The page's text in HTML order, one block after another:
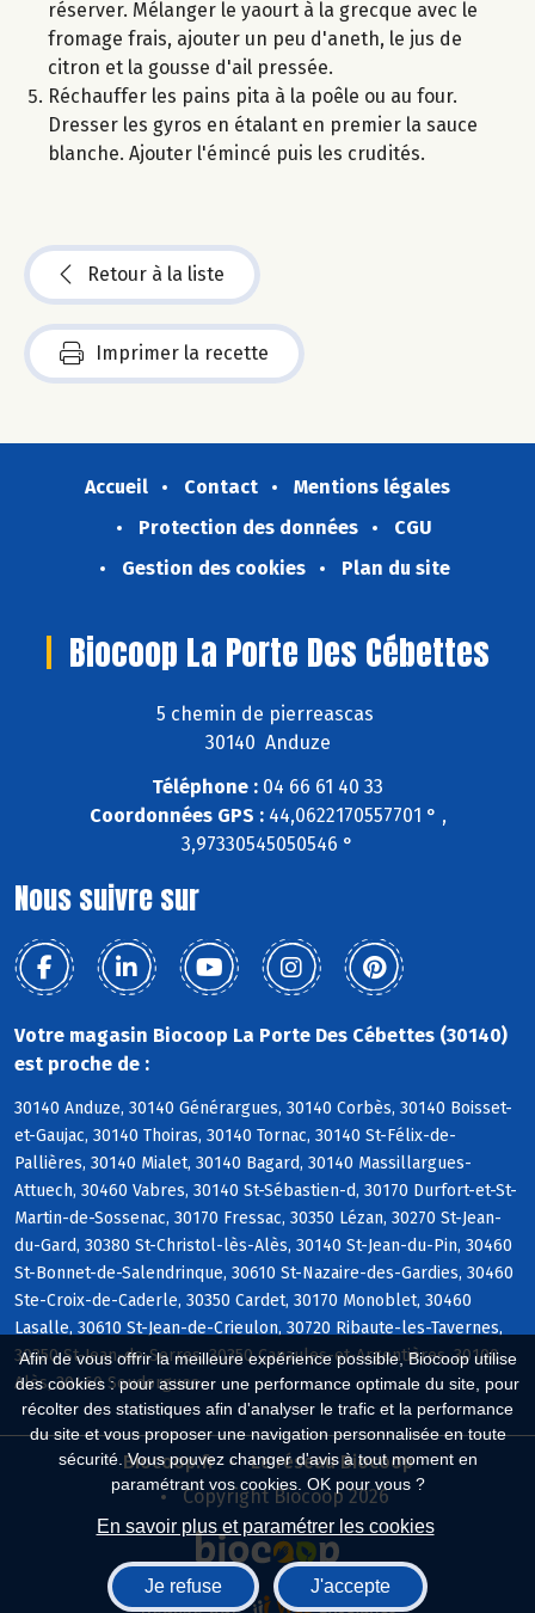
Afin de vous offrir la meilleure expérience possible, Biocoop utilise
des cookies : pour assurer une performance optimale du site, pour
récolter des statistiques afin d'analyser le trafic et la performance
du site et vous proposer une navigation personnalisée en toute
sécurité. Vous pouvez changer d'avis à tout moment en
paramétrant vos cookies. OK pour vous ?
En savoir plus et paramétrer les cookies
Je refuse J'accepte
réserver. Mélanger le yaourt à la grecque avec le
fromage frais, ajouter un peu d'aneth, le jus de
citron et la gousse d'ail pressée.
Réchauffer les pains pita à la poêle ou au four.
Dresser les gyros en étalant en premier la sauce
blanche. Ajouter l'émincé puis les crudités.
Retour à la liste
Imprimer la recette
Accueil Contact
Mentions légales
Protection des données
CGU
Gestion des cookies
Plan du site
Biocoop La Porte Des Cébettes
5 chemin de pierreascas
30140 Anduze
Téléphone : 04 66 61 40 33
Coordonnées GPS :44,0622170557701 ° ,
3,97330545050546 °
Nous suivre sur
Votre magasin Biocoop La Porte Des Cébettes (30140)
est proche de :
30140 Anduze, 30140 Générargues, 30140 Corbès, 30140 Boisset-
et-Gaujac, 30140 Thoiras, 30140 Tornac, 30140 St-Félix-de-
Pallières, 30140 Mialet, 30140 Bagard, 30140 Massillargues-
Attuech, 30460 Vabres, 30140 St-Sébastien-d, 30170 Durfort-et-St-
Martin-de-Sossenac, 30170 Fressac, 30350 Lézan, 30270 St-Jean-
du-Gard, 30380 St-Christol-lès-Alès, 30140 St-Jean-du-Pin, 30460
St-Bonnet-de-Salendrinque, 30610 St-Nazaire-des-Gardies, 30460
Ste-Croix-de-Caderle, 30350 Cardet, 30170 Monoblet, 30460
Lasalle, 30610 St-Jean-de-Crieulon, 30720 Ribaute-les-Tavernes,
30350 St-Jean-de-Serres, 30350 Canaules-et-Argentières, 30100
Alès, 30460 Soudorgues
Biocoop.fr
Le réseau Biocoop
Copyright Biocoop 2026
Réalisé par